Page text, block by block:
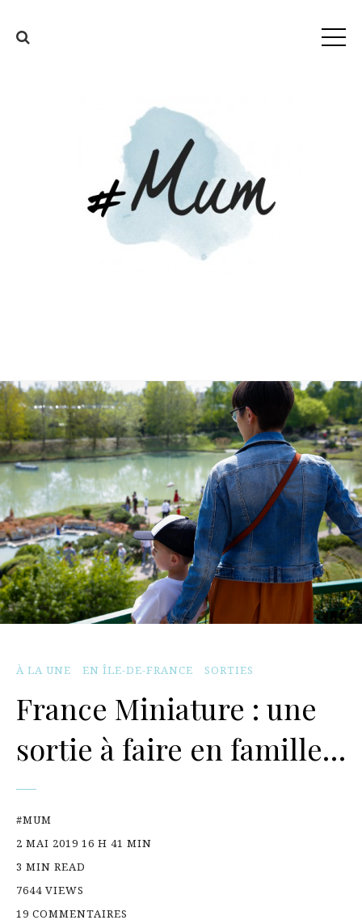
À LA UNE EN ÎLE-DE-FRANCE SORTIES
France Miniature : une
sortie à faire en famille…
#MUM
2 MAI 2019 16 H 41 MIN
3 MIN READ
7644 VIEWS
19 COMMENTAIRES